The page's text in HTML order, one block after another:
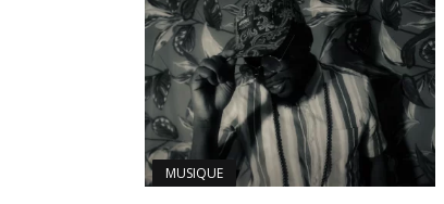
MUSIQUE